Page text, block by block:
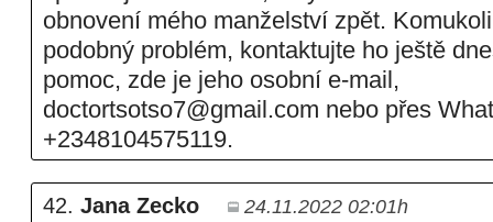
obnovení mého manželství zpět.
podobný problém, kontaktujte ho ještě
pomoc, zde je jeho osobní e-mail,
doctortsotso7@gmail.com nebo přes
+2348104575119.
42. Jana Zecko 24.11.2022 02:01h